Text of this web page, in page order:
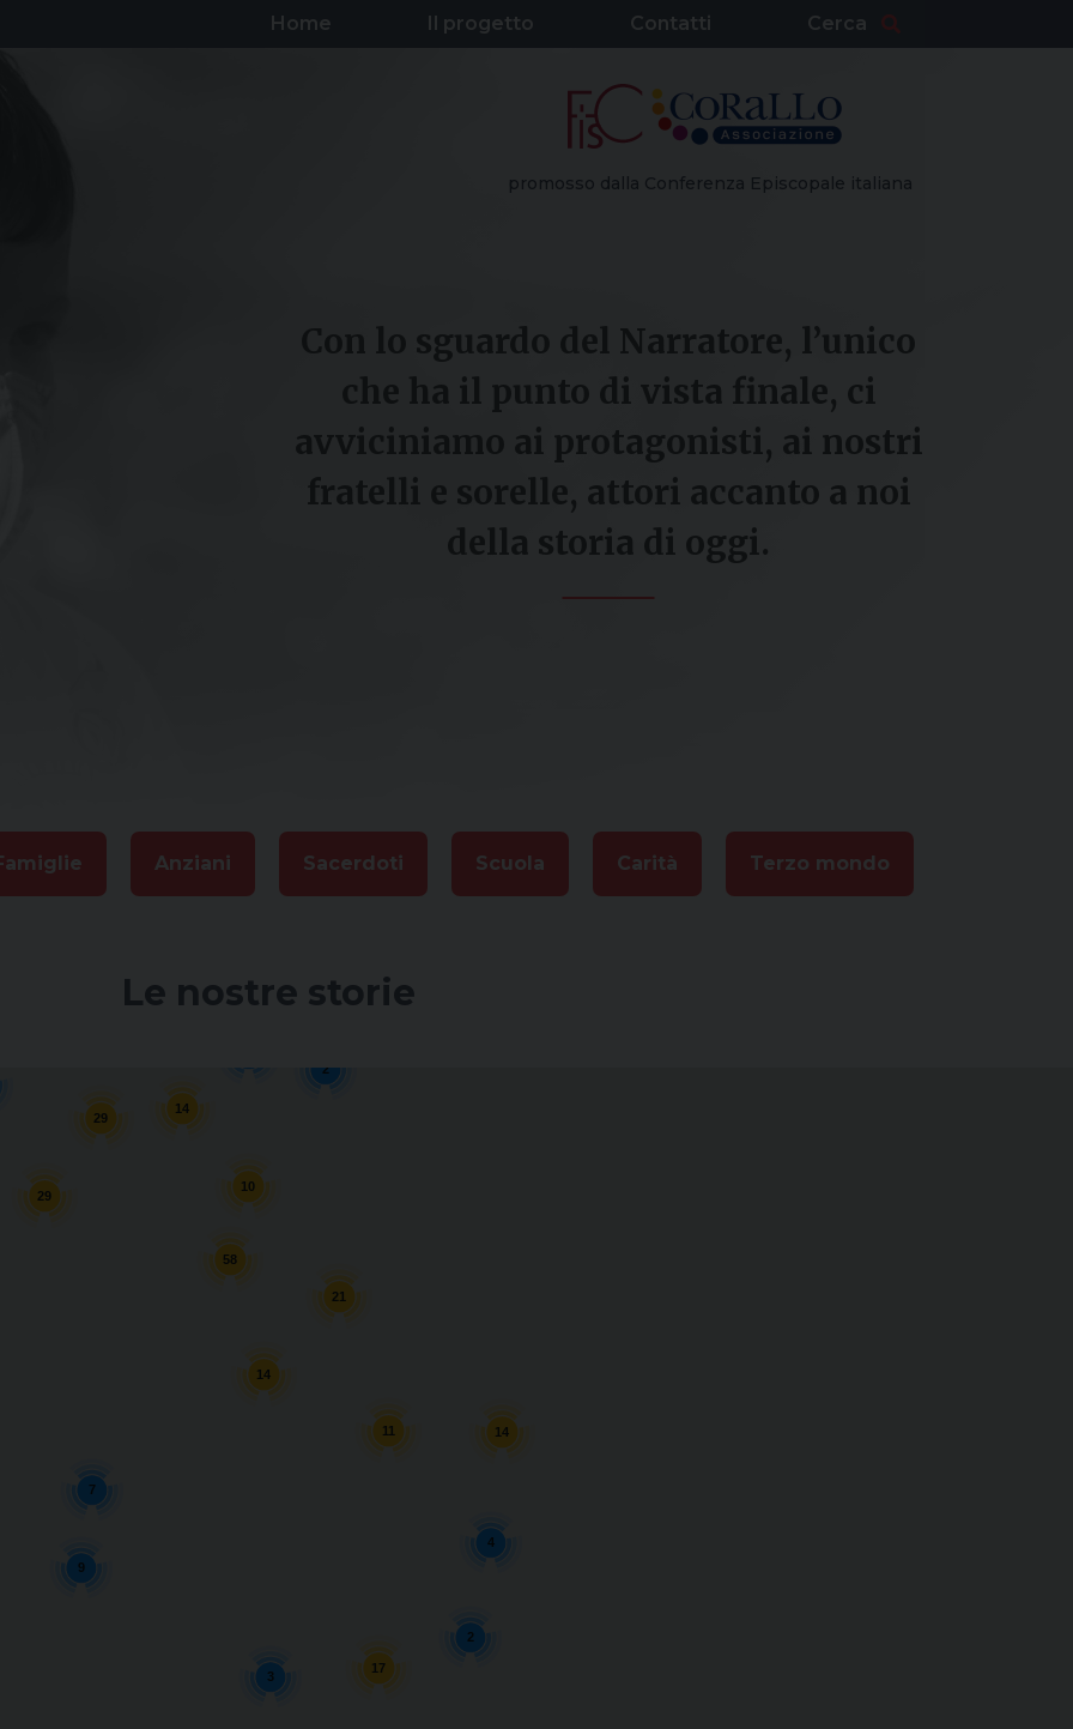
Home Il progetto Contatti Cerca
promosso dalla Conferenza Episcopale italiana
Con lo sguardo del Narratore, l’unico
che ha il punto di vista finale, ci
avviciniamo ai protagonisti, ai nostri
fratelli e sorelle, attori accanto a noi
della storia di oggi.
Anziani Sacerdoti Scuola Carità Terzo mondo
Le nostre storie
58
29
14
14
17
11
14
21
4
9
7
3
29
2
2
10